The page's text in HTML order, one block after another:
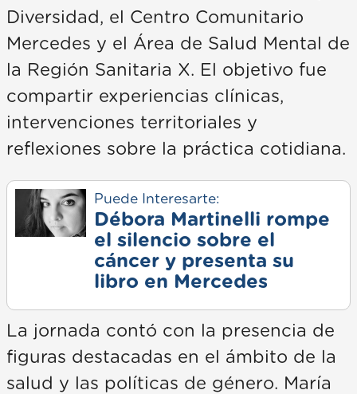
Diversidad, el Centro Comunitario
Mercedes y el Área de Salud Mental de
la Región Sanitaria X. El objetivo fue
compartir experiencias clínicas,
intervenciones territoriales y
reflexiones sobre la práctica cotidiana.
Puede Interesarte:
Débora Martinelli rompe
el silencio sobre el
cáncer y presenta su
libro en Mercedes
La jornada contó con la presencia de
figuras destacadas en el ámbito de la
salud y las políticas de género. María